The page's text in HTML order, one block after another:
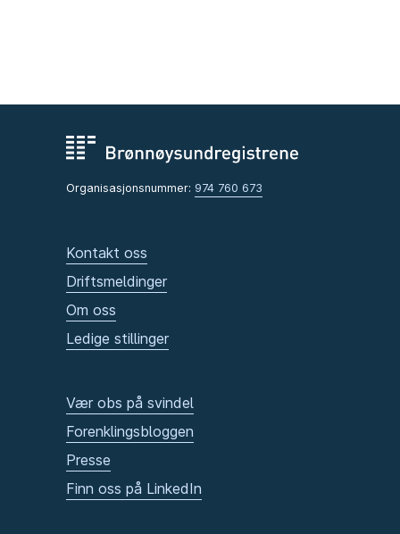
Organisasjonsnummer: 974 760 673
Kontakt oss
Driftsmeldinger
Om oss
Ledige stillinger
Vær obs på svindel
Forenklingsbloggen
Presse
Finn oss på LinkedIn